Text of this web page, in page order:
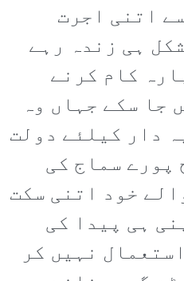
اتنی اجرت
ہی زندہ رہے
کام کرنے
جا سکے جہاں وہ
دار کیلئے دولت
پورے سماج کی
خود اتنی سکت
ہی پیدا کی
نہیں کر